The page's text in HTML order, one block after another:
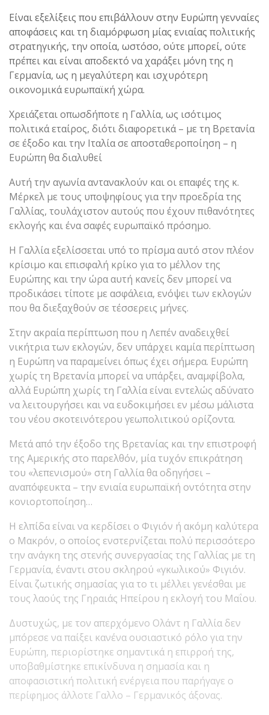
Είναι εξελίξεις που επιβάλλουν στην Ευρώπη γενναίες
αποφάσεις και τη διαμόρφωση μίας ενιαίας πολιτικής
στρατηγικής, την οποία, ωστόσο, ούτε μπορεί, ούτε
πρέπει και είναι αποδεκτό να χαράξει μόνη της η
Γερμανία, ως η μεγαλύτερη και ισχυρότερη
οικονομικά ευρωπαϊκή χώρα.
Χρειάζεται οπωσδήποτε η Γαλλία, ως ισότιμος
πολιτικά εταίρος, διότι διαφορετικά – με τη Βρετανία
σε έξοδο και την Ιταλία σε αποσταθεροποίηση – η
Ευρώπη θα διαλυθεί
Αυτή την αγωνία αντανακλούν και οι επαφές της κ.
Μέρκελ με τους υποψηφίους για την προεδρία της
Γαλλίας, τουλάχιστον αυτούς που έχουν πιθανότητες
εκλογής και ένα σαφές ευρωπαϊκό πρόσημο.
Η Γαλλία εξελίσσεται υπό το πρίσμα αυτό στον πλέον
κρίσιμο και επισφαλή κρίκο για το μέλλον της
Ευρώπης και την ώρα αυτή κανείς δεν μπορεί να
προδικάσει τίποτε με ασφάλεια, ενόψει των εκλογών
που θα διεξαχθούν σε τέσσερεις μήνες.
Στην ακραία περίπτωση που η Λεπέν αναδειχθεί
νικήτρια των εκλογών, δεν υπάρχει καμία περίπτωση
η Ευρώπη να παραμείνει όπως έχει σήμερα. Ευρώπη
χωρίς τη Βρετανία μπορεί να υπάρξει, αναμφίβολα,
αλλά Ευρώπη χωρίς τη Γαλλία είναι εντελώς αδύνατο
να λειτουργήσει και να ευδοκιμήσει εν μέσω μάλιστα
του νέου σκοτεινότερου γεωπολιτικού ορίζοντα.
Μετά από την έξοδο της Βρετανίας και την επιστροφή
της Αμερικής στο παρελθόν, μία τυχόν επικράτηση
του «λεπενισμού» στη Γαλλία θα οδηγήσει –
αναπόφευκτα – την ενιαία ευρωπαϊκή οντότητα στην
κονιορτοποίηση…
Η ελπίδα είναι να κερδίσει ο Φιγιόν ή ακόμη καλύτερα
ο Μακρόν, ο οποίος ενστερνίζεται πολύ περισσότερο
την ανάγκη της στενής συνεργασίας της Γαλλίας με τη
Γερμανία, έναντι στου σκληρού «γκωλικού» Φιγιόν.
Είναι ζωτικής σημασίας για το τι μέλλει γενέσθαι με
τους λαούς της Γηραιάς Ηπείρου η εκλογή του Μαΐου.
Δυστυχώς, με τον απερχόμενο Ολάντ η Γαλλία δεν
μπόρεσε να παίξει κανένα ουσιαστικό ρόλο για την
Ευρώπη, περιορίστηκε σημαντικά η επιρροή της,
υποβαθμίστηκε επικίνδυνα η σημασία και η
αποφασιστική πολιτική ενέργεια που παρήγαγε ο
περίφημος άλλοτε Γαλλο – Γερμανικός άξονας.